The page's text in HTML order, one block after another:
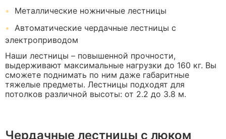
Металлические ножничные лестницы
Автоматические чердачные лестницы с
электроприводом
Наши лестницы – повышенной прочности,
выдерживают максимальные нагрузки до 160 кг. Вы
сможете поднимать по ним даже габаритные
тяжелые предметы. Лестницы подходят для
потолков различной высоты: от 2.2 до 3.8 м.
Чердачные лестницы с люком